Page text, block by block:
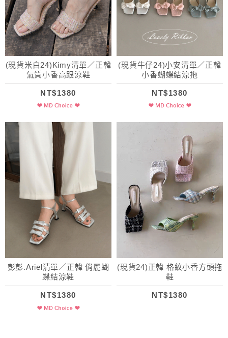
(現貨米白24)Kimy清單／正韓
氣質小香高跟涼鞋
NT$1380
(現貨牛仔24)小安清單／正韓
小香蝴蝶結涼拖
NT$1380
彭彭.Ariel清單／正韓 俏麗蝴
蝶結涼鞋
NT$1380
(現貨24)正韓 格紋小香方頭拖
鞋
NT$1380